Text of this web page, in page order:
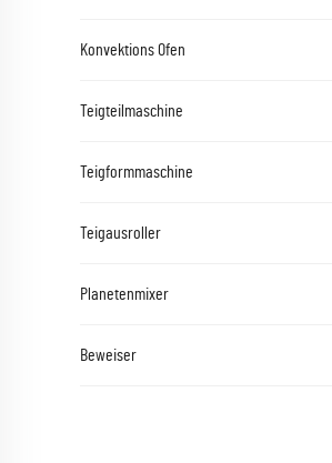
Konvektions Ofen
Teigteilmaschine
Teigformmaschine
Teigausroller
Planetenmixer
Beweiser